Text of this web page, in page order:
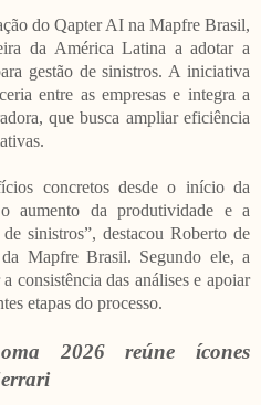
do Qapter AI na Mapfre Brasil,
da América Latina a adotar a
gestão de sinistros. A iniciativa
entre as empresas e integra a
que busca ampliar eficiência
concretos desde o início da
aumento da produtividade e a
sinistros”, destacou Roberto de
Mapfre Brasil. Segundo ele, a
consistência das análises e apoiar
etapas do processo.
2026 reúne ícones